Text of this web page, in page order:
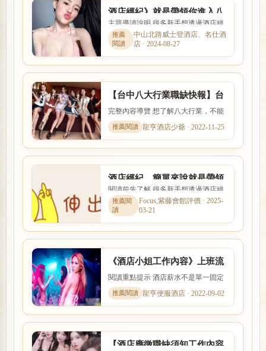
酒店經紀》就是帶領你進入八
大行業上班工作的人
主題導讀說明 很多新手想透過酒店經
紀找工作，卻不清楚經紀是否可靠、
抽成怎麼算。本文整理「酒...
中山北路威士登酒店、名仕酒
店 · 2024-08-27
【台中八大行業職缺快報】台
北酒店小姐兼差打工
完整內容導覽 想了解八大行業，不能
只看名稱，也要理解實際工作內容、
入行條件、收入差異與安全...
龍亨酒店少爺 · 2022-11-25
酒店經紀，簡單來說就是帶領
小姐進入八大行業的人
閱讀前先了解 很多新手想透過酒店經
紀找工作，卻不清楚經紀是否可靠、
抽成怎麼算。本文整理「酒...
Focus,紫藤會館評價 · 2025-
03-21
《酒店小姐工作內容》上班流
程節數與薪水介紹
閱讀重點提示 酒店薪水不是單一固定
數字，而是受到店型、出勤時段、節
數、客源與個人條件影響。...
龍亨便服酒店 · 2022-09-02
【酒店應徵職缺須知工作內容